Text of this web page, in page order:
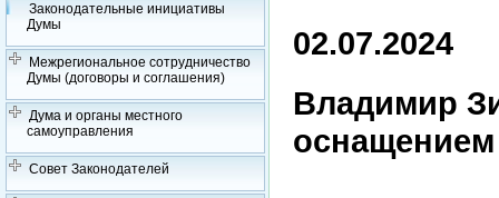
Законодательные инициативы
Думы
Межрегиональное сотрудничество
Думы (договоры и соглашения)
Дума и органы местного
самоуправления
Совет Законодателей
02.07.2024
Владимир